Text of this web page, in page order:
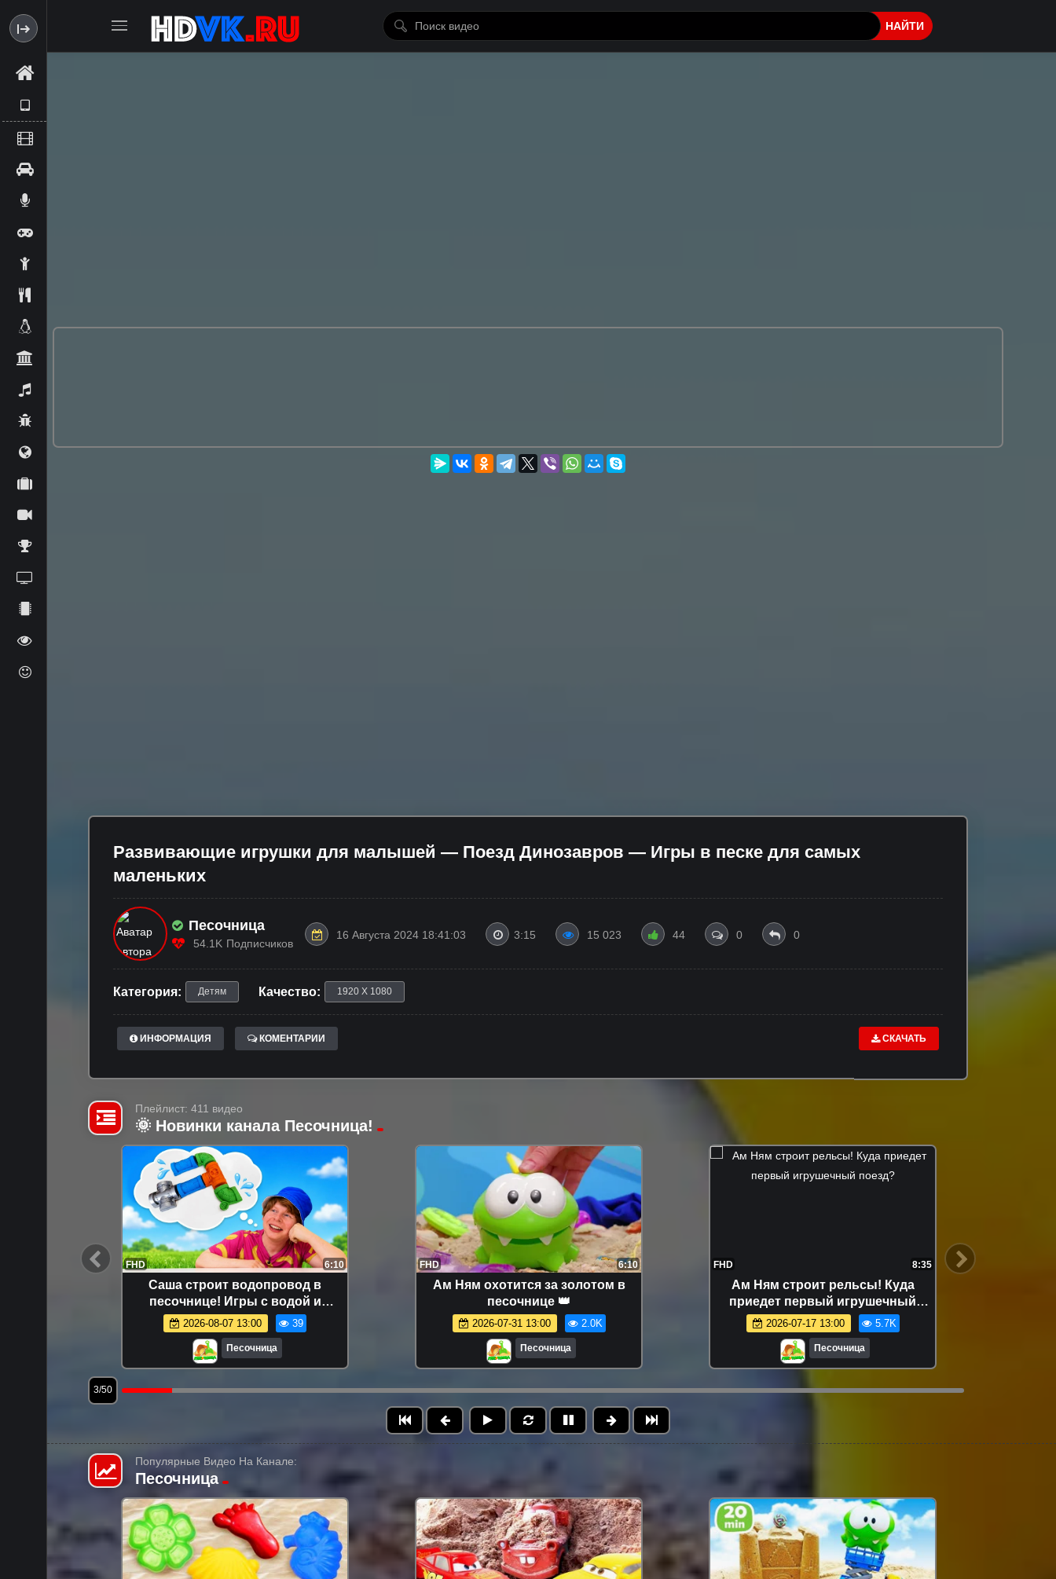
НАЙТИ
Развивающие игрушки для малышей — Поезд Динозавров — Игры в песке для самых
маленьких
Песочница
54.1K Подписчиков
16 Августа 2024 18:41:03 3:15 15 023 44 0 0
Категория: Детям Качество: 1920 X 1080
ИНФОРМАЦИЯ КОМЕНТАРИИ СКАЧАТЬ
Плейлист: 411 видео
🌞 Новинки канала Песочница!
FHD 6:10
Саша строит водопровод в
песочнице! Игры с водой и
формочками для детей
2026-08-07 13:00 39
Песочница
FHD 6:10
Ам Ням охотится за золотом в
песочнице 👑
2026-07-31 13:00 2.0K
Песочница
FHD 8:35
Ам Ням строит рельсы! Куда
приедет первый игрушечный
поезд?
2026-07-17 13:00 5.7K
Песочница
3/50
Популярные Видео На Канале:
Песочница